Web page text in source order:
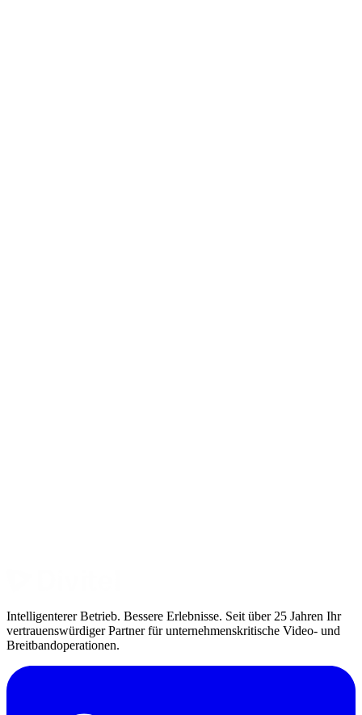
Intelligenterer Betrieb. Bessere Erlebnisse. Seit über 25 Jahren Ihr
vertrauenswürdiger Partner für unternehmenskritische Video- und
Breitbandoperationen.